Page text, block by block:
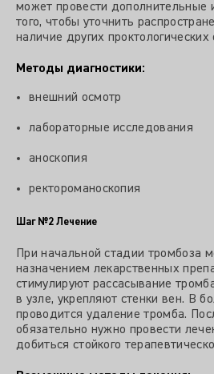
может провести дополнительные
того, чтобы уточнить
наличие других
Методы диагностики:
внешний осмотр
лабораторные исследования
аноскопия
ректороманоскопия
Шаг №2 Лечение
При начальной стадии тромбоза
назначением лекарственных
стимулируют рассасывание
в узле, укрепляют стенки вен. В
проводится удаление тромба.
обязательно нужно провести
добиться стойкого